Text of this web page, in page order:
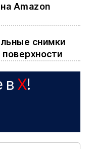
Amazon
снимки
в X!